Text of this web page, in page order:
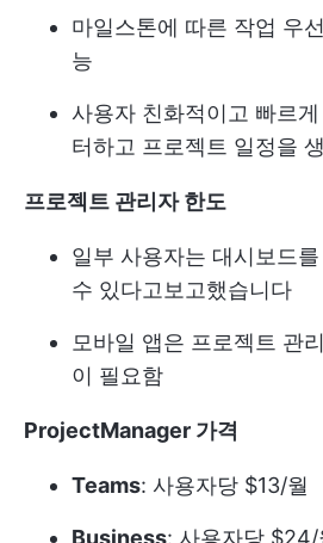
마일스톤에 따른 작업 우
능
사용자 친화적이고 빠르
터하고 프로젝트 일정을
프로젝트 관리자 한도
일부 사용자는 대시보드
수 있다고보고했습니다
모바일 앱은 프로젝트 관
이 필요함
ProjectManager 가격
Teams: 사용자당 $13/월